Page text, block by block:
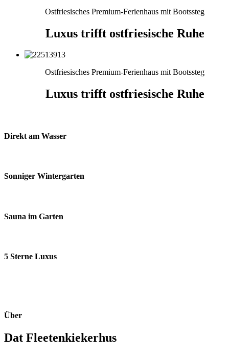
Ostfriesisches Premium-Ferienhaus mit Bootssteg
Luxus trifft ostfriesische Ruhe
Ostfriesisches Premium-Ferienhaus mit Bootssteg
Luxus trifft ostfriesische Ruhe
Direkt am Wasser
Sonniger Wintergarten
Sauna im Garten
5 Sterne Luxus
Über
Dat Fleetenkiekerhus